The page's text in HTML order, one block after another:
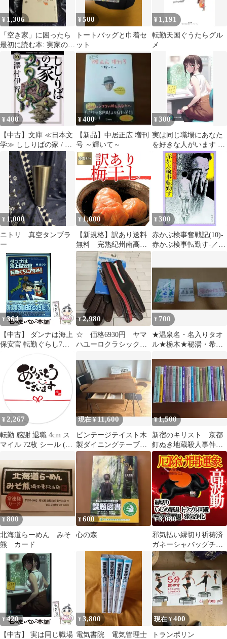
¥ 1,306
「空き家」に困ったら
最初に読む本: 実家の相
続。急な転勤。長期入
院……146
¥500
トートバッグと巾着セ
ット
¥ 1,191
転勤天国ぐうたらグル
メ
¥400
【中古】文庫 ≪日本文
学≫ ししりばの家 / 澤
村伊智
¥400
【新品】中居正広 増刊
号 ～輝いて～
¥300
実は同じ職場にあなた
を好きな人がいます 転
勤先は美女だけの営業
所!?／波瀾紡
¥ 1,000
ニトリ 真空タンブラ
ー
¥1,000
【新規格】訳あり送料
無料 完熟紀州南高
梅 はちみつ梅干し
200g お試し1000円ポ
ッキリ うめぼし ポ
スト投函 kimaru 寺本
商店
¥ 300
赤かぶ検事奮戦記(10)-
赤かぶ検事転勤す-／和
¥364
【中古】 ダンナは海上
保安官 転勤ぐらし7年
¥2,980
☆ 価格6930円 ヤマ
ハユーロクラシックグ
革
¥ 700
★温泉名・名入りタオ
ル★栃木★秘湯・希
¥ 2,267
転勤 感謝 退職 4cm ス
マイル 72枚 シール (あ
ありがとうございます
現在 ¥11,600
ビンテージテイスト木
製ダイニングテーブル
引き出し付き
¥1,500
新宿のキリスト 京都
釘ぬき地蔵殺人事件
和久峻三２４冊+１４冊
(6ページ目)
¥800
北海道らーめん みそ
熊 カード
¥600
心の森
¥3,080
邪気払い縁切り祈祷済
ガネーシャバッグチャ
ームキーホルダー夢叶
える像お守ｓ
¥420
【中古】 実は同じ職場
¥3,800
電気書院 電気管理士
現在 ¥400
トランポリン